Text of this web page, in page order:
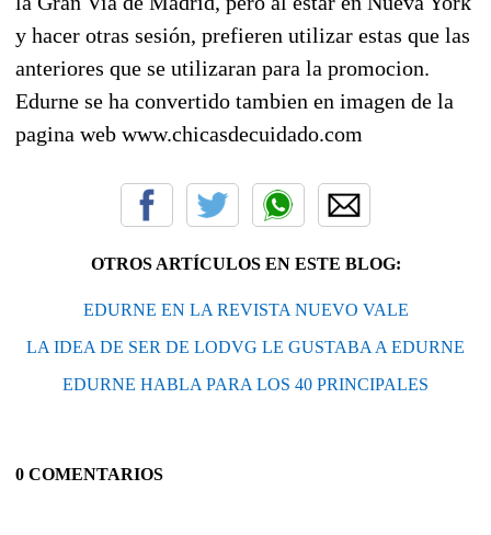
y hacer otras sesión, prefieren utilizar estas que las
anteriores que se utilizaran para la promocion.
Edurne se ha convertido tambien en imagen de la
pagina web www.chicasdecuidado.com
OTROS ARTÍCULOS EN ESTE BLOG:
EDURNE EN LA REVISTA NUEVO VALE
LA IDEA DE SER DE LODVG LE GUSTABA A EDURNE
EDURNE HABLA PARA LOS 40 PRINCIPALES
0 COMENTARIOS